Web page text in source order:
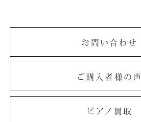
お問い合わせ
ご購入者様の声
ピアノ買取